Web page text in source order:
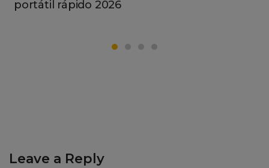
portátil rápido 2026
Leave a Reply